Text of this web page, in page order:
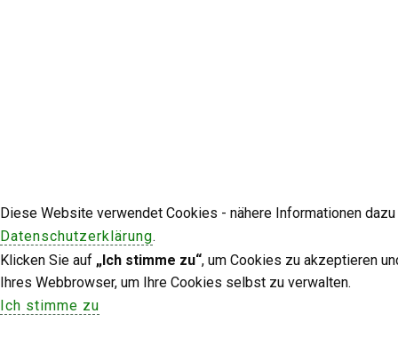
Diese Website verwendet Cookies - nähere Informationen
Datenschutzerklärung.
Klicken Sie auf „Ich stimme zu“, um Cookies zu akzeptieren
Ihres Webbrowser, um Ihre Cookies selbst zu verwalten.
Ich stimme zu